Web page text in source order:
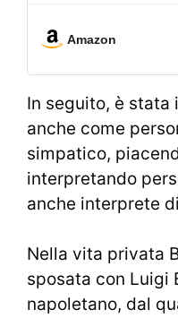
Amazon
In seguito, è stata
anche come
simpatico,
interpretando
anche interprete
Nella vita privata
sposata con Luigi
napoletano, dal